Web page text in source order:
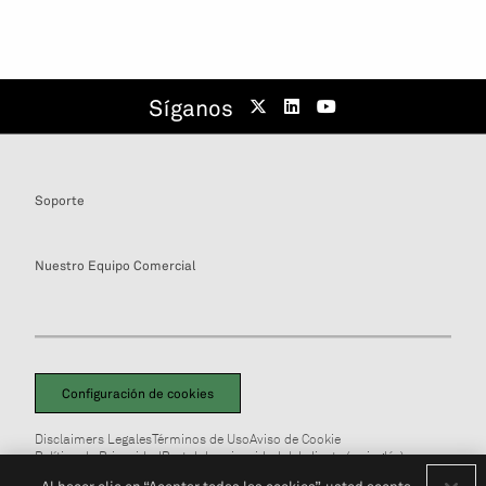
Síganos
Soporte
Nuestro Equipo Comercial
Configuración de cookies
Disclaimers LegalesTérminos de UsoAviso de Cookie
Política de PrivacidadPortal de privacidad del cliente (en inglés)